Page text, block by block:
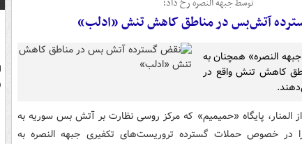
آتش‌بس در مناطق کاهش تنش «ادلب»
النصره» همچنان به
کاهش تنش واقع در
المنار، پایگاه «حمیمیم» که مرکز روسی نظارت بر آتش بس سوریه به
را در خصوص حملات گسترده تروریست‌های تکفیری جبهه النصره به